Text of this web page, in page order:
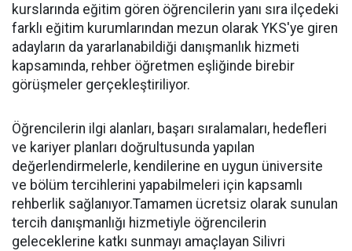
kurslarında eğitim gören öğrencilerin yanı sıra ilçedeki
farklı eğitim kurumlarından mezun olarak YKS'ye giren
adayların da yararlanabildiği danışmanlık hizmeti
kapsamında, rehber öğretmen eşliğinde birebir
görüşmeler gerçekleştiriliyor.
Öğrencilerin ilgi alanları, başarı sıralamaları, hedefleri
ve kariyer planları doğrultusunda yapılan
değerlendirmelerle, kendilerine en uygun üniversite
ve bölüm tercihlerini yapabilmeleri için kapsamlı
rehberlik sağlanıyor.Tamamen ücretsiz olarak sunulan
tercih danışmanlığı hizmetiyle öğrencilerin
geleceklerine katkı sunmayı amaçlayan Silivri